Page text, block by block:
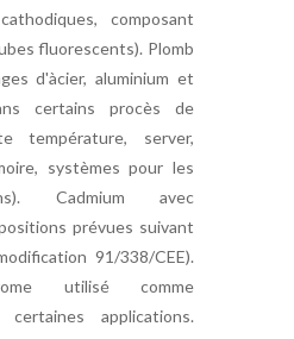
composant
fluorescents). Plomb
d'àcier, aluminium et
certains procès de
température, server,
systèmes pour les
Cadmium avec
prévues suivant
91/338/CEE).
utilisé comme
applications.